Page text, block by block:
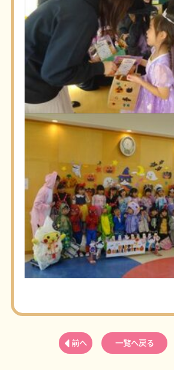
前へ 一覧へ戻る